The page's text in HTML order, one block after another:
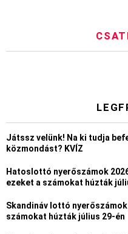
Játssz velünk! Na ki tudja
közmondást? KVÍZ
Hatoslottó nyerőszámok
ezeket a számokat húzták
Skandináv lottó
számokat húzták július 29-én